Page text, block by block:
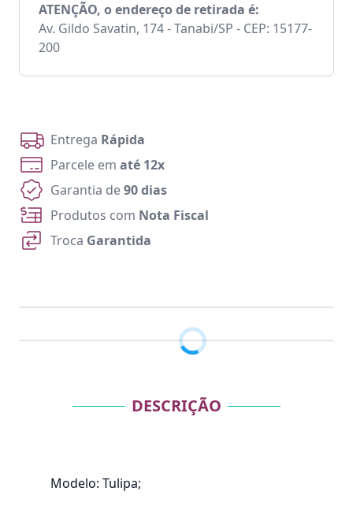
ATENÇÃO, o endereço de retirada é:
Av. Gildo Savatin, 174 - Tanabi/SP - CEP: 15177-
200
Entrega Rápida
Parcele em até 12x
Garantia de90 dias
Produtos com Nota Fiscal
Troca Garantida
DESCRIÇÃO
Modelo: Tulipa;